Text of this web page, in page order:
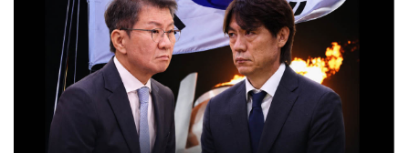
สหพันธ์ฟุตบอลฝรั่งเศส หรือ FFF จึงประกาศดำเนินคดี โดย
ระบุว่าถ้อยคำดังกล่าว “น่ารังเกียจอย่างยิ่งและไม่อาจยอมรับ
ได้” พร้อมยื่นเรื่องต่ออัยการฝรั่งเศส ซึ่งต่อมาได้เปิดการ
สอบสวนในข้อหาดูหมิ่นสาธารณะแบบมีเหตุจากเชื้อชาติ
ชาติกำเนิด หรือสัญชาติ รวมถึงการยุยงให้เกิดความเกลียด
ชังหรือความรุนแรง